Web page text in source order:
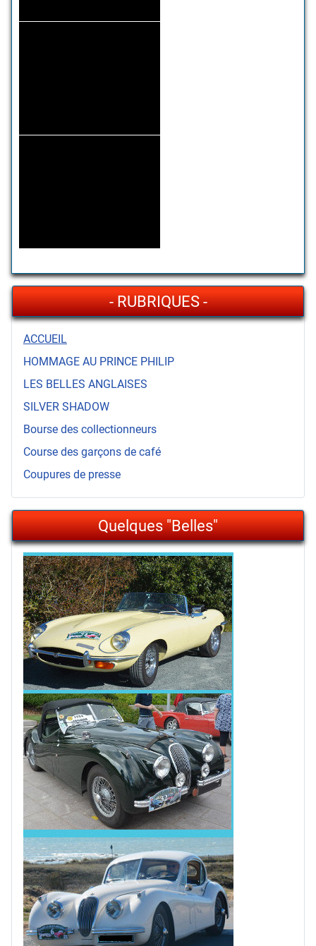
- RUBRIQUES -
ACCUEIL
HOMMAGE AU PRINCE PHILIP
LES BELLES ANGLAISES
SILVER SHADOW
Bourse des collectionneurs
Course des garçons de café
Coupures de presse
Quelques "Belles"